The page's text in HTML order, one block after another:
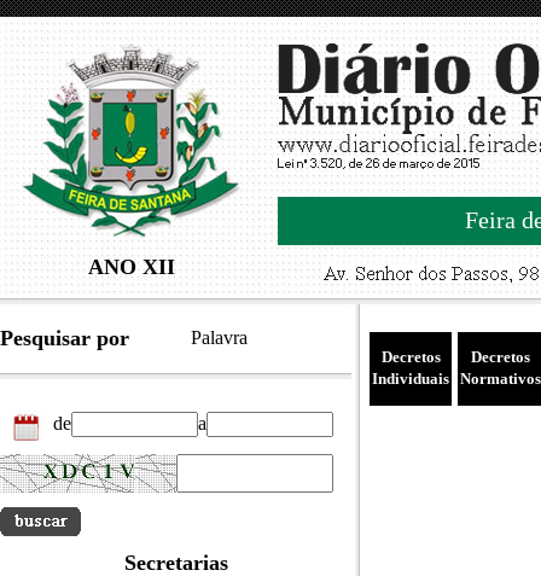
ANO XII
Feira
Pesquisar por Palavra
de a
Secretarias
Decretos
Individuais
Decretos
Normativos